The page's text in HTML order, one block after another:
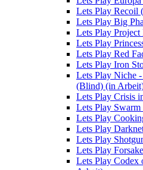
Lets Play Recoil
Lets Play Big
Lets Play Project
Lets Play
Lets Play Red
Lets Play Iron
Lets Play Niche
(Blind) (in
Lets Play Crisis
Lets Play
Lets Play
Lets Play
Lets Play
Lets Play
Lets Play